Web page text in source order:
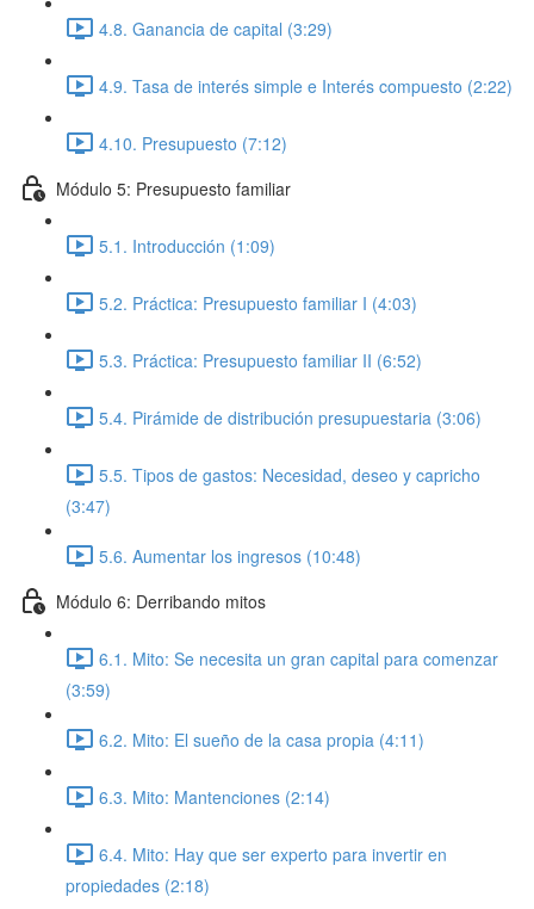
4.8. Ganancia de capital (3:29)
4.9. Tasa de interés simple e Interés compuesto (2:22)
4.10. Presupuesto (7:12)
Módulo 5: Presupuesto familiar
5.1. Introducción (1:09)
5.2. Práctica: Presupuesto familiar I (4:03)
5.3. Práctica: Presupuesto familiar II (6:52)
5.4. Pirámide de distribución presupuestaria (3:06)
5.5. Tipos de gastos: Necesidad, deseo y capricho
(3:47)
5.6. Aumentar los ingresos (10:48)
Módulo 6: Derribando mitos
6.1. Mito: Se necesita un gran capital para comenzar
(3:59)
6.2. Mito: El sueño de la casa propia (4:11)
6.3. Mito: Mantenciones (2:14)
6.4. Mito: Hay que ser experto para invertir en
propiedades (2:18)